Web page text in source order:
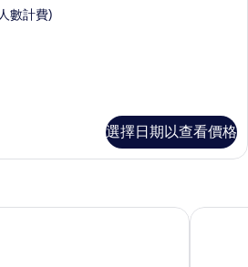
數計費)
選擇日期以查看價格
太平市